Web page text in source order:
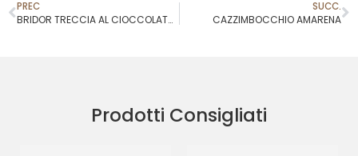
PREC
BRIDOR TRECCIA AL CIOCCOLATO 90GR COD.30308
SUCC.
CAZZIMBOCCHIO AMARENA
Prodotti Consigliati